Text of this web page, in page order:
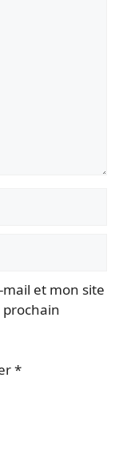
et mon site
*